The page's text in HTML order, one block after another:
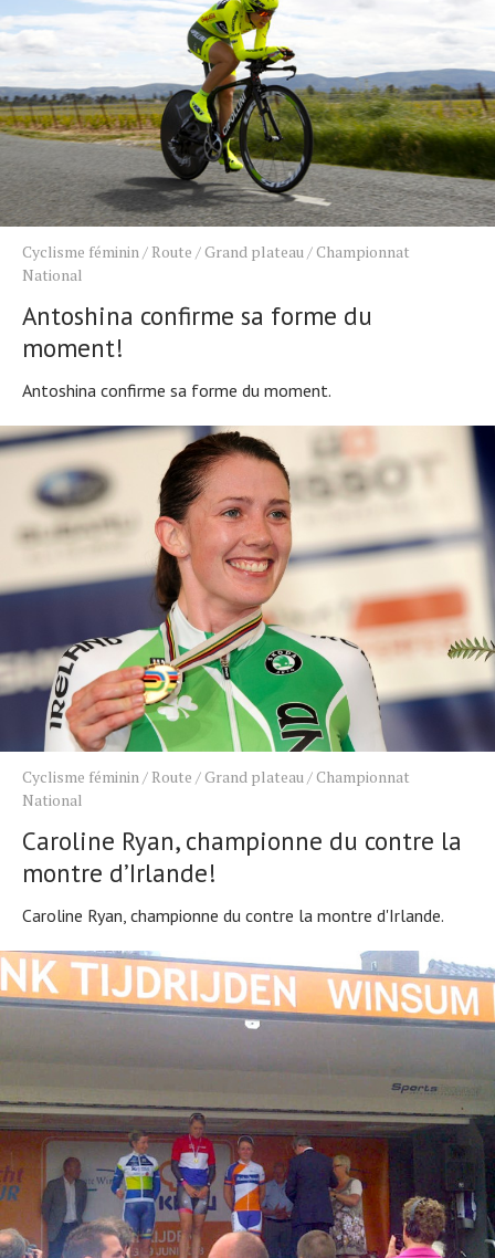
Cyclisme féminin/ Route / Grand plateau/ Championnat
National
Antoshina confirme sa forme du
moment!
Antoshina confirme sa forme du moment.
Cyclisme féminin/ Route / Grand plateau/ Championnat
National
Caroline Ryan, championne du contre la
montre d’Irlande!
Caroline Ryan, championne du contre la montre d'Irlande.